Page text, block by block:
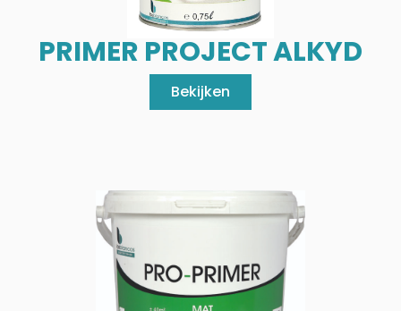
PRIMER PROJECT ALKYD
Bekijken